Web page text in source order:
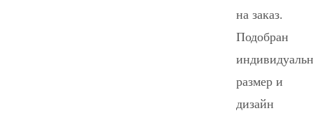
на заказ.
Подобран
размер и
дизайн